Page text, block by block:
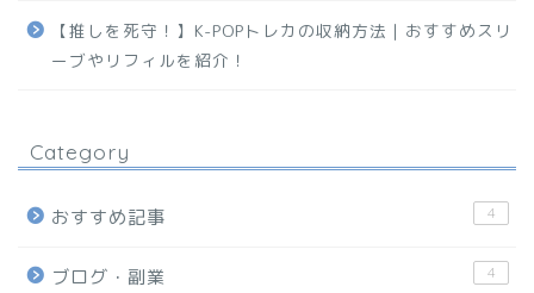
【推しを死守！】K-POPトレカの収納方法｜おすすめスリ
ーブやリフィルを紹介！
Category
おすすめ記事 4
ブログ・副業 4